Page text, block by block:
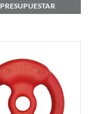
PRESUPUESTAR